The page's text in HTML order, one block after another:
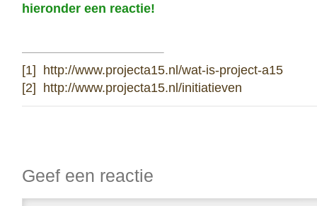
hieronder een reactie!
[1] http://www.projecta15.nl/wat-is-project-a15
[2] http://www.projecta15.nl/initiatieven
Geef een reactie